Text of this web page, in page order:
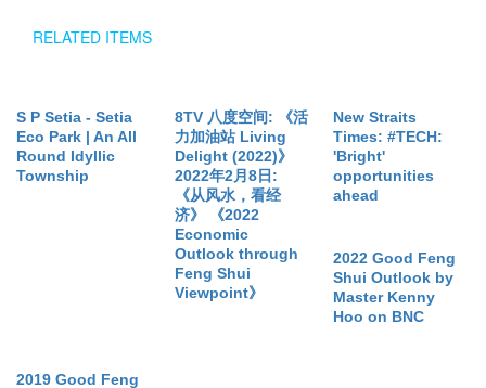
RELATED ITEMS
S P Setia - Setia
Eco Park | An All
Round Idyllic
Township
8TV 八度空间: 《活
力加油站 Living
Delight (2022)》
2022年2月8日:
《从风水，看经
济》 《2022
Economic
Outlook through
Feng Shui
Viewpoint》
New Straits
Times: #TECH:
'Bright'
opportunities
ahead
2022 Good Feng
Shui Outlook by
Master Kenny
Hoo on BNC
2019 Good Feng